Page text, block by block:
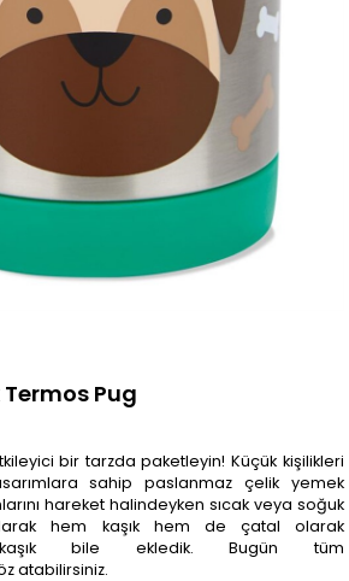
Pug
bir tarzda paketleyin! Küçük kişilikleri
sahip paslanmaz çelik yemek
hareket halindeyken sıcak veya soğuk
hem kaşık hem de çatal olarak
kaşık bile ekledik. Bugün tüm
atabilirsiniz.